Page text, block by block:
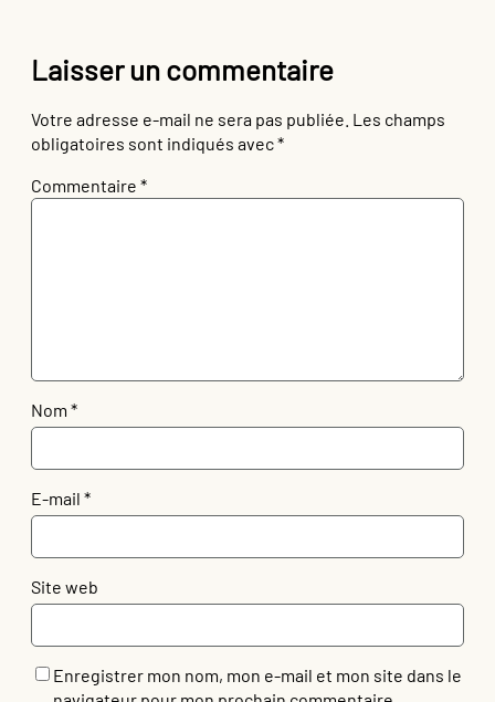
Laisser un commentaire
Votre adresse e-mail ne sera pas publiée. Les champs
obligatoires sont indiqués avec*
Commentaire *
Nom *
E-mail *
Site web
Enregistrer mon nom, mon e-mail et mon site dans le